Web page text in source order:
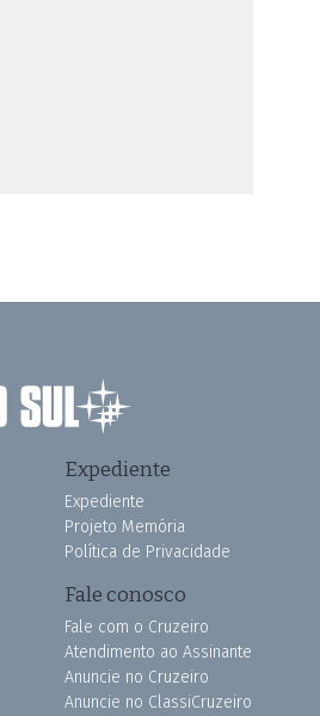
Expediente
Expediente
Projeto Memória
Política de Privacidade
Fale conosco
Fale com o Cruzeiro
Atendimento ao Assinante
Anuncie no Cruzeiro
Anuncie no ClassiCruzeiro